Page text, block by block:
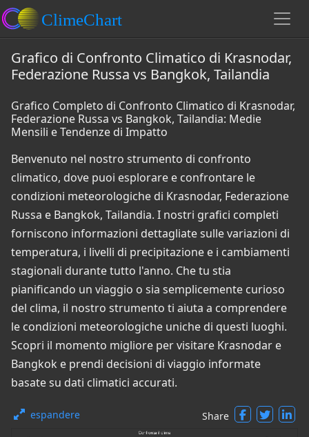
Grafico di Confronto Climatico di Krasnodar,
Federazione Russa vs Bangkok, Tailandia
Grafico Completo di Confronto Climatico di Krasnodar,
Federazione Russa vs Bangkok, Tailandia: Medie
Mensili e Tendenze di Impatto
Benvenuto nel nostro strumento di confronto
climatico, dove puoi esplorare e confrontare le
condizioni meteorologiche di Krasnodar, Federazione
Russa e Bangkok, Tailandia. I nostri grafici completi
forniscono informazioni dettagliate sulle variazioni di
temperatura, i livelli di precipitazione e i cambiamenti
stagionali durante tutto l'anno. Che tu stia
pianificando un viaggio o sia semplicemente curioso
del clima, il nostro strumento ti aiuta a comprendere
le condizioni meteorologiche uniche di questi luoghi.
Scopri il momento migliore per visitare Krasnodar e
Bangkok e prendi decisioni di viaggio informate
basate su dati climatici accurati.
espandere Share